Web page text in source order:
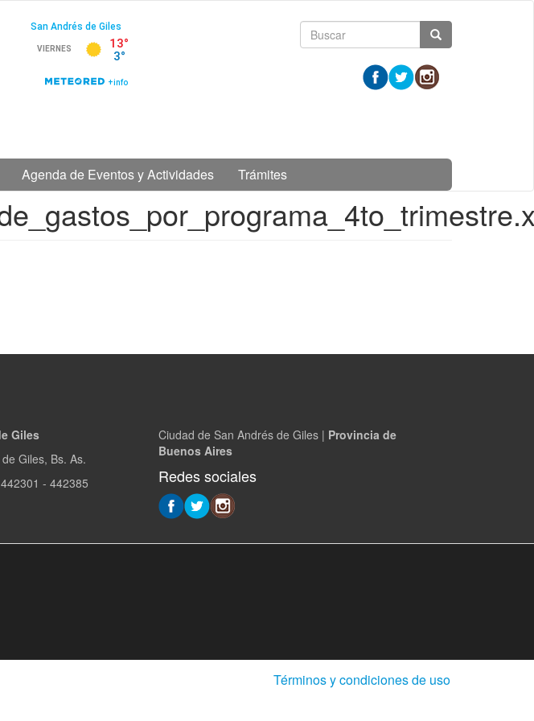
Formulario
búsqueda
Agenda de Eventos y Actividades Trámites
Giles
Giles, Bs. As.
- 442385
Ciudad de San Andrés de Giles | Provincia de
Buenos Aires
Redes sociales
Términos y condiciones de uso(Abre